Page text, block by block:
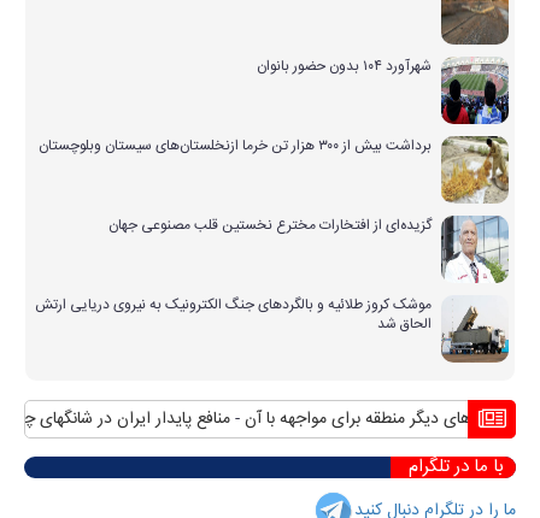
شهرآورد ۱۰۴ بدون حضور بانوان
برداشت بیش از ۳۰۰ هزار تن خرما ازنخلستان‌های سیستان وبلوچستان
گزیده‌ای از افتخارات مخترع نخستین قلب مصنوعی جهان
موشک کروز طلائیه و بالگردهای جنگ الکترونیک به نیروی دریایی ارتش
الحاق شد
دیگر منطقه برای مواجهه با آن منافع پایدار ایران در شانگهای چیست؟
با ما در تلگرام
ما را در تلگرام دنبال کنید